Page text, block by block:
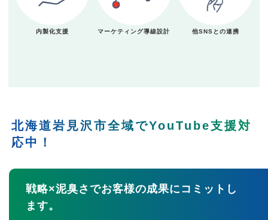
内製化支援 マーケティング導線設計 他SNSとの連携
北海道岩見沢市全域でYouTube支援対
応中！
戦略×泥臭さでお客様の成果にコミットし
ます。